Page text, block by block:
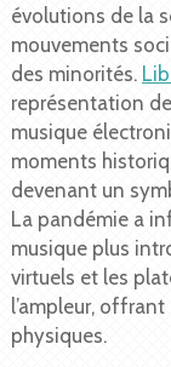
évolutions de la
mouvements
des minorités.
représentation
musique
moments
devenant un
La pandémie a
musique plus
virtuels et les
l’ampleur,
physiques.